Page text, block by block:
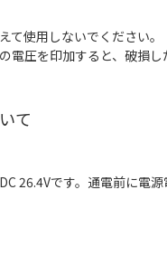
て使用しないでください。
電圧を印加すると、破損し
て
26.4Vです。通電前に電